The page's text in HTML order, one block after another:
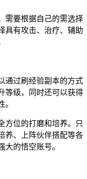
需要根据自己的需选择
具有攻击、治疗、辅助
通过刷经验副本的方式
等级，同时还可以获得
。
方位的打磨和培养。只
养、上阵伙伴搭配等各
大的悟空账号。